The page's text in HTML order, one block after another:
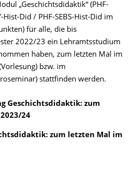
„Geschichtsdidaktik“ (PHF-
Hist-Did / PHF-SEBS-Hist-Did im
für alle, die bis
2022/23 ein Lehramtsstudium
haben, zum letzten Mal im
bzw. im
stattfinden werden.
Geschichtsdidaktik: zum
24
zum letzten Mal im